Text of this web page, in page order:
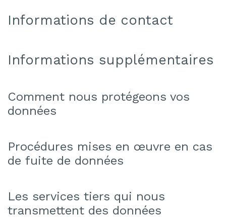
Informations de contact
Informations supplémentaires
Comment nous protégeons vos
données
Procédures mises en œuvre en cas
de fuite de données
Les services tiers qui nous
transmettent des données